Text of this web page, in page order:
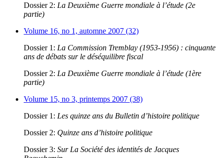
Dossier 2: La Deuxième Guerre mondiale à l’étude (2e
partie)
Volume 16, no 1, automne 2007 (32)
Dossier 1: La Commission Tremblay (1953-1956) : cinquante
ans de débats sur le déséquilibre fiscal
Dossier 2: La Deuxième Guerre mondiale à l’étude (1ère
partie)
Volume 15, no 3, printemps 2007 (38)
Dossier 1: Les quinze ans du Bulletin d’histoire politique
Dossier 2: Quinze ans d’histoire politique
Dossier 3: Sur La Société des identités de Jacques